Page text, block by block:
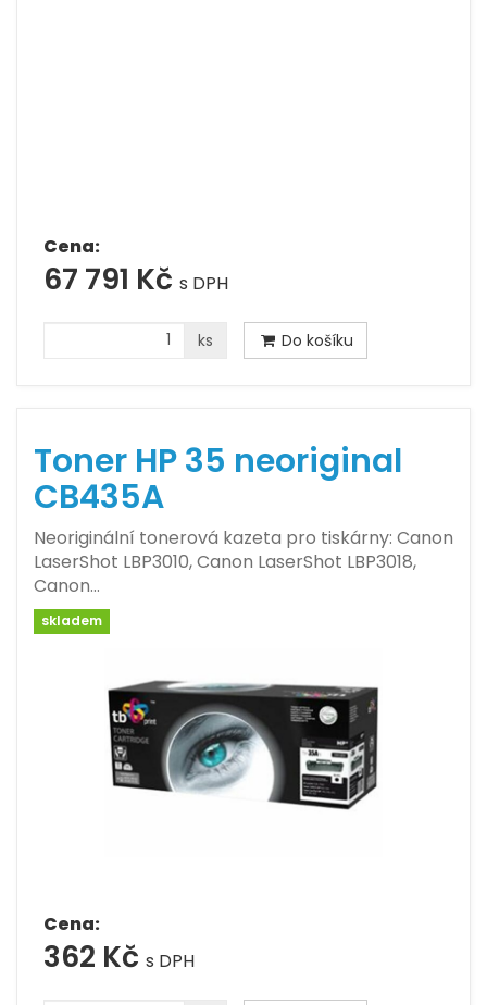
Cena:
67 791 Kč s DPH
ks Do košíku
Toner HP 35 neoriginal
CB435A
Neoriginální tonerová kazeta pro tiskárny: Canon
LaserShot LBP3010, Canon LaserShot LBP3018,
Canon…
skladem
Cena:
362 Kč s DPH